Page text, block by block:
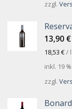
zzgl.
13,90 €
18,53 €/ l
inkl. 19
zzgl.